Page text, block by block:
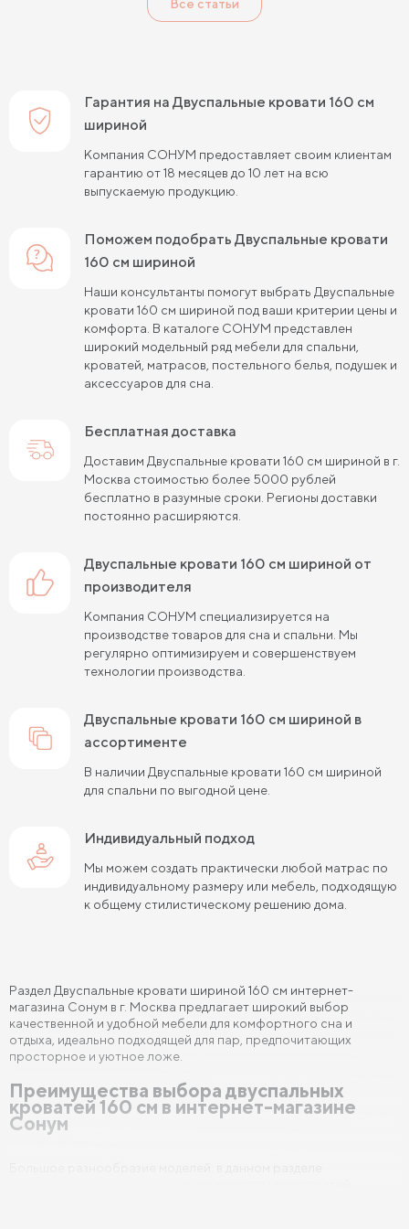
Двуспальные кровати 140 см шириной
Двуспальные кровати 200 см шириной
Двуспальные кровати 190 см длиной
Двуспальные кровати 200 см длиной
Двуспальные кровати 120х200 см
Двуспальные кровати 140х190 см
Двуспальные кровати 140х200 см
Двуспальные кровати 160х190 см
Двуспальные кровати 180х190 см
Двуспальные кровати 180х200 см
Двуспальные кровати 200х200 см
Двуспальные кровати с подъемным механизмом
Двуспальные кровати для взрослых
Все статьи
Гарантия на Двуспальные кровати 160 см
шириной
Компания СОНУМ предоставляет своим клиентам
гарантию от 18 месяцев до 10 лет на всю
выпускаемую продукцию.
Поможем подобрать Двуспальные кровати
160 см шириной
Наши консультанты помогут выбрать Двуспальные
кровати 160 см шириной под ваши критерии цены и
комфорта. В каталоге СОНУМ представлен
широкий модельный ряд мебели для спальни,
кроватей, матрасов, постельного белья, подушек и
аксессуаров для сна.
Бесплатная доставка
Доставим Двуспальные кровати 160 см шириной в г.
Москва стоимостью более 5000 рублей
бесплатно в разумные сроки. Регионы доставки
постоянно расширяются.
Двуспальные кровати 160 см шириной от
производителя
Компания СОНУМ специализируется на
производстве товаров для сна и спальни. Мы
регулярно оптимизируем и совершенствуем
технологии производства.
Двуспальные кровати 160 см шириной в
ассортименте
В наличии Двуспальные кровати 160 см шириной
для спальни по выгодной цене.
Индивидуальный подход
Мы можем создать практически любой матрас по
индивидуальному размеру или мебель, подходящую
к общему стилистическому решению дома.
Раздел Двуспальные кровати шириной 160 см интернет-
магазина Сонум в г. Москва предлагает широкий выбор
качественной и удобной мебели для комфортного сна и
отдыха, идеально подходящей для пар, предпочитающих
просторное и уютное ложе.
Преимущества выбора двуспальных
кроватей 160 см в интернет-магазине
Сонум